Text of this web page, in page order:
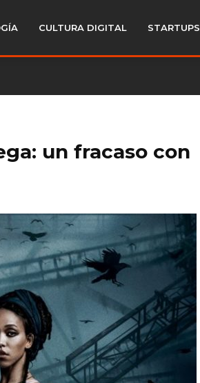
CULTURA DIGITAL STARTUPS
un fracaso con